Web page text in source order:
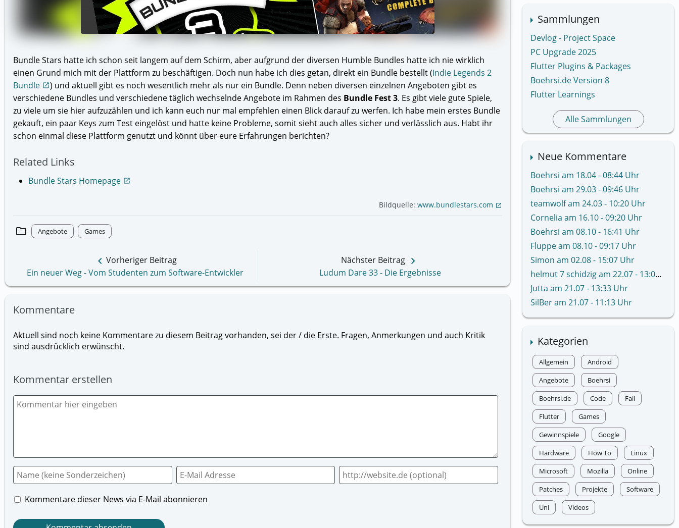
Sammlungen
Devlog - Project Space
PC Upgrade 2025
Flutter Plugins & Packages
Boehrsi.de Version 8
Flutter Learnings
Alle Sammlungen
Neue Kommentare
Boehrsi am 18.04 - 08:44 Uhr
Boehrsi am 29.03 - 09:46 Uhr
teamwolf am 24.03 - 10:20 Uhr
Cornelia am 16.10 - 09:20 Uhr
Boehrsi am 08.10 - 16:41 Uhr
Fluppe am 08.10 - 09:17 Uhr
Simon am 02.08 - 15:07 Uhr
helmut 7 schidzig am 22.07 - 13:02 Uhr
Jutta am 21.07 - 13:33 Uhr
SilBer am 21.07 - 11:13 Uhr
Kategorien
Allgemein
Android
Angebote
Boehrsi
Boehrsi.de
Code
Fail
Flutter
Games
Gewinnspiele
Google
Hardware
How To
Linux
Microsoft
Mozilla
Online
Patches
Projekte
Software
Uni
Videos
Bundle Stars hatte ich schon seit langem auf dem Schirm, aber aufgrund der diversen Humble Bundles hatte ich nie wirklich
einen Grund mich mit der Plattform zu beschäftigen. Doch nun habe ich dies getan, direkt ein Bundle bestellt (Indie Legends 2
Bundle open_in_new) und aktuell gibt es noch wesentlich mehr als nur ein Bundle. Denn neben diversen einzelnen Angeboten gibt es
verschiedene Bundles und verschiedene täglich wechselnde Angebote im Rahmen des Bundle Fest 3. Es gibt viele gute Spiele,
zu viele um sie hier aufzuzählen und ich kann euch nur mal empfehlen einen Blick darauf zu werfen. Ich habe mein erstes Bundle
gekauft, ein paar Keys zum Test eingelöst und hatte keine Probleme, somit sieht auch alles sicher und verlässlich aus. Habt ihr
schon einmal diese Plattform genutzt und könnt über eure Erfahrungen berichten?
Related Links
Bundle Stars Homepage open_in_new
Bildquelle: www.bundlestars.com open_in_new
folder Angebote Games
keyboard_arrow_left Vorheriger Beitrag
Ein neuer Weg - Vom Studenten zum Software-Entwickler
Nächster Beitrag keyboard_arrow_right
Ludum Dare 33 - Die Ergebnisse
Kommentare
Aktuell sind noch keine Kommentare zu diesem Beitrag vorhanden, sei der / die Erste. Fragen, Anmerkungen und auch Kritik
sind ausdrücklich erwünscht.
Kommentar erstellen
Kommentare dieser News via E-Mail abonnieren